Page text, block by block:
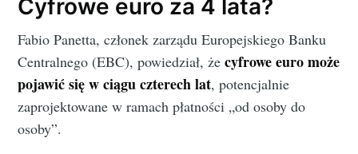
Cyfrowe euro za 4 lata?
Fabio Panetta, członek zarządu Europejskiego Banku
Centralnego (EBC), powiedział, żecyfrowe euro może
pojawić się w ciągu czterech lat, potencjalnie
zaprojektowane w ramach płatności „od osoby do
osoby”.